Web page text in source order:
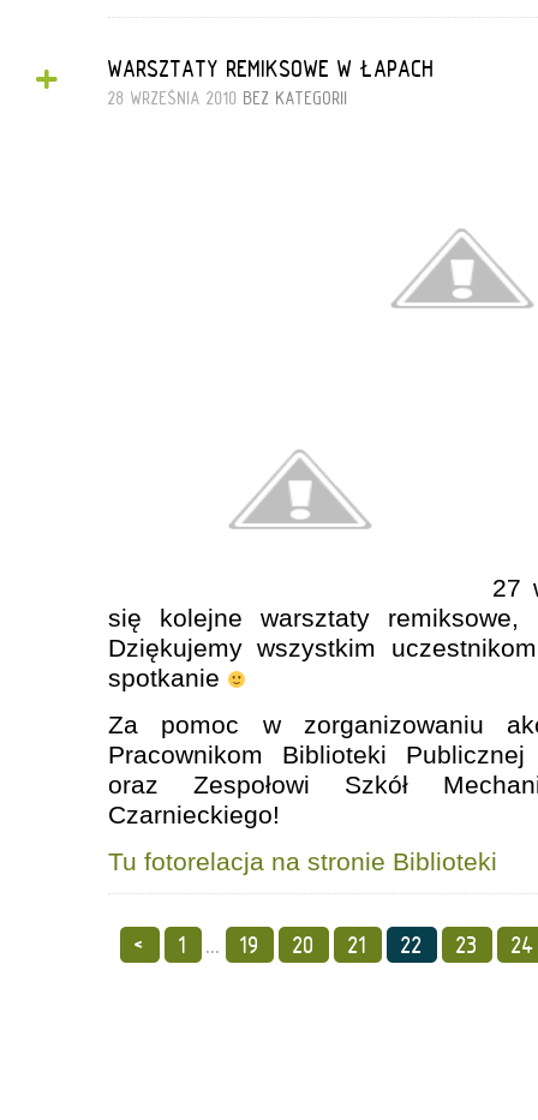
+ WARSZTATY REMIKSOWE W ŁAPACH
28 WRZEŚNIA 2010 BEZ KATEGORII
27
się kolejne warsztaty
Dziękujemy wszystkim
spotkanie
Za pomoc w zorganizowaniu
Pracownikom Biblioteki
oraz Zespołowi Szkół
Czarnieckiego!
Tu fotorelacja na stronie Biblioteki
< 1 ... 19 20 21 22 23 24